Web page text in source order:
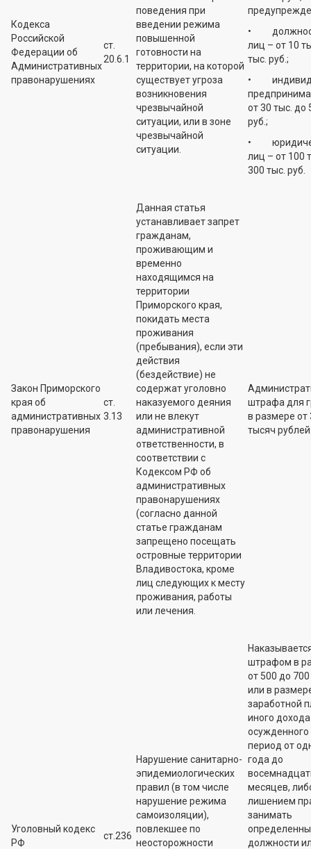
Кодекса
Российской
Федерации об
Административных
правонарушениях
ст.
20.6.1
поведения при
введении режима
повышенной
готовности на
территории, на которой
существует угроза
возникновения
чрезвычайной
ситуации, или в зоне
чрезвычайной
ситуации.
•
лиц – от 10
тыс. руб.;
•
от 30 тыс. до
руб.;
•
лиц – от 100
300 тыс. руб.
Закон Приморского
края об
административных
правонарушения
ст.
3.13
Данная статья
устанавливает запрет
гражданам,
проживающим и
временно
находящимся на
территории
Приморского края,
покидать места
проживания
(пребывания), если эти
действия
(бездействие) не
содержат уголовно
наказуемого деяния
или не влекут
административной
ответственности, в
соответствии с
Кодексом РФ об
административных
правонарушениях
(согласно данной
статье гражданам
запрещено посещать
островные территории
Владивостока, кроме
лиц следующих к месту
проживания, работы
или лечения.
штрафа для
в размере от
тысяч
Уголовный кодекс
РФ
ст.236
Нарушение санитарно-
эпидемиологических
правил (в том числе
нарушение режима
самоизоляции),
повлекшее по
неосторожности
штрафом в
от 500 до 700
или в
заработной
иного дохода
осужденного
период от
года до
месяцев,
лишением
занимать
должности